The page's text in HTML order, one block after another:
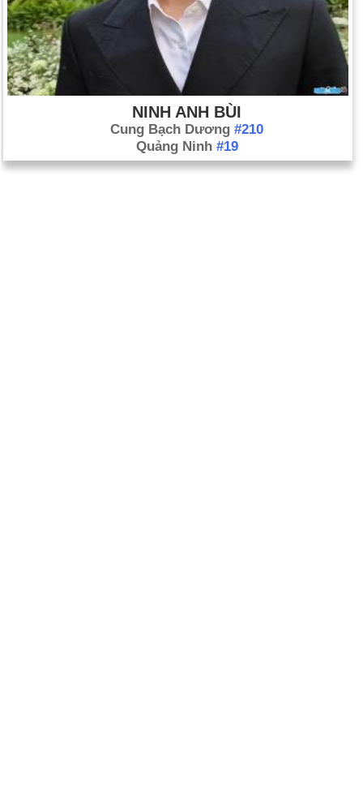
NINH ANH BÙI
Cung Bạch Dương #210
Quảng Ninh #19